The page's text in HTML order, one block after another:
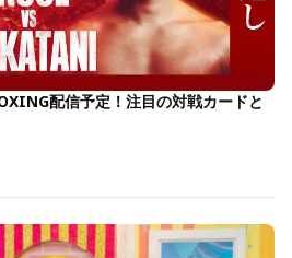
配信予定！注目の対戦カードと